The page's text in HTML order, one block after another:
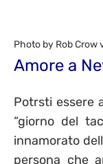
Photo by Rob Crow
Amore a
Potrsti essere
“giorno del
innamorato
persona che